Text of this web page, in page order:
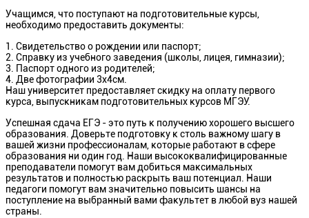
Учащимся, что поступают на подготовительные курсы,
необходимо предоставить документы:
Свидетельство о рождении или паспорт;
Справку из учебного заведения (школы, лицея, гимназии);
Паспорт одного из родителей;
Две фотографии 3x4см.
Наш университет предоставляет скидку на оплату первого
курса, выпускникам подготовительных курсов МГЭУ.
Успешная сдача ЕГЭ - это путь к получению хорошего высшего
образования. Доверьте подготовку к столь важному шагу в
вашей жизни профессионалам, которые работают в сфере
образования ни один год. Наши высококвалифицированные
преподаватели помогут вам добиться максимальных
результатов и полностью раскрыть ваш потенциал. Наши
педагоги помогут вам значительно повысить шансы на
поступление на выбранный вами факультет в любой вуз нашей
страны.